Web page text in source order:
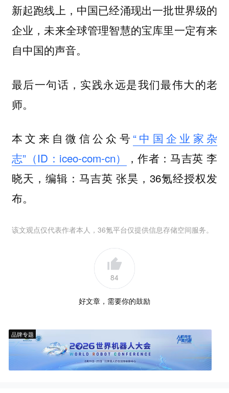
新起跑线上，中国已经涌现出一批世界级的
企业，未来全球管理智慧的宝库里一定有来
自中国的声音。
最后一句话，实践永远是我们最伟大的老
师。
本文来自微信公众号 “中国企业家杂
志”（ID：iceo-com-cn）
，作者：马吉英 李
晓天，编辑：马吉英 张昊，36氪经授权发
布。
该文观点仅代表作者本人，36氪平台仅提供信息存储空间服务。
84
好文章，需要你的鼓励
品牌专题